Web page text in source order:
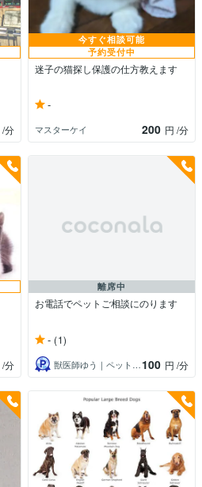
/分
今すぐ相談可能
予約受付中
迷子の猫探し保護の仕方教えます
-
マスターケイ 200 円 /分
/分
離席中
お電話でペットご相談にのります
- (1)
獣医師ゆう｜ペットのお悩み相談室 100 円 /分